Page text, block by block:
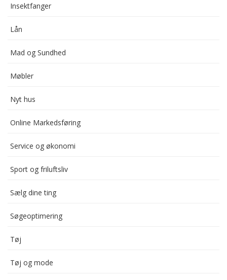
Insektfanger
Lån
Mad og Sundhed
Møbler
Nyt hus
Online Markedsføring
Service og økonomi
Sport og friluftsliv
Sælg dine ting
Søgeoptimering
Tøj
Tøj og mode